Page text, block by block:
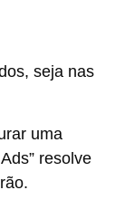
seja nas
uma
resolve